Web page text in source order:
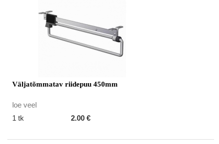
Väljatõmmatav riidepuu 450mm
loe veel
1 tk
2.00 €